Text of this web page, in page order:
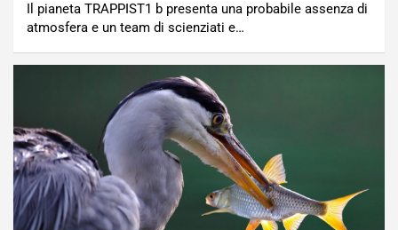
Il pianeta TRAPPIST1 b presenta una probabile assenza di
atmosfera e un team di scienziati e…